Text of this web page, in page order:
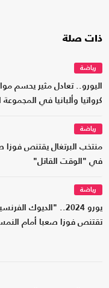
ذات صلة
رياضة
اليورو.. تعادل مثير يحسم
كرواتيا وألبانيا في المجموعة
رياضة
منتخب البرتغال يقتنص فوزا
في "الوقت القاتل"
رياضة
يورو 2024.. "الديوك
تقتنص فوزا صعبا أمام